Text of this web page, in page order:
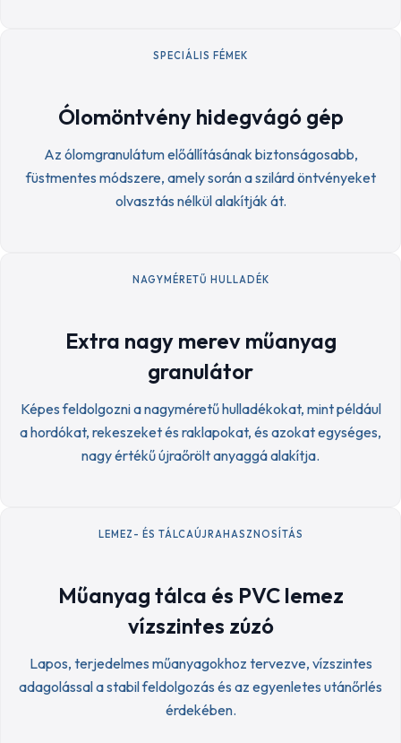
SPECIÁLIS FÉMEK
Ólomöntvény hidegvágó gép
Az ólomgranulátum előállításának biztonságosabb,
füstmentes módszere, amely során a szilárd öntvényeket
olvasztás nélkül alakítják át.
NAGYMÉRETŰ HULLADÉK
Extra nagy merev műanyag
granulátor
Képes feldolgozni a nagyméretű hulladékokat, mint például
a hordókat, rekeszeket és raklapokat, és azokat egységes,
nagy értékű újraőrölt anyaggá alakítja.
LEMEZ- ÉS TÁLCAÚJRAHASZNOSÍTÁS
Műanyag tálca és PVC lemez
vízszintes zúzó
Lapos, terjedelmes műanyagokhoz tervezve, vízszintes
adagolással a stabil feldolgozás és az egyenletes utánőrlés
érdekében.